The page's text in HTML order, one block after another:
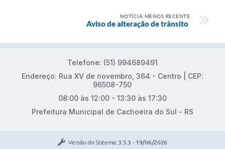
NOTÍCIA MENOS RECENTE
Aviso de alteração de trânsito
Telefone: (51) 994689491
Endereço: Rua XV de novembro, 364 - Centro | CEP:
96508-750
08:00 às 12:00 - 13:30 às 17:30
Prefeitura Municipal de Cachoeira do Sul - RS
Versão do Sistema: 3.5.3 - 19/06/2026